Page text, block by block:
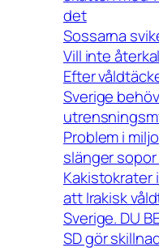
det
Sossarna
Vill inte
Efter
Sverige
Problem i
slänger
Kakistokrater
att Irakisk
Sverige. DU
SD gör